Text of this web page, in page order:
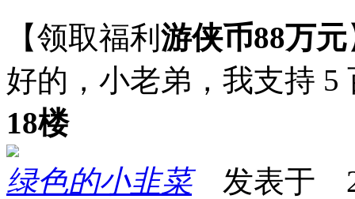
【领取福利 游侠币88万元
好的，小老弟，我支持 5
18楼
绿色的小韭菜发表于